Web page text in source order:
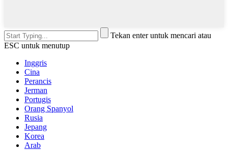
Tekan enter untuk mencari atau
ESC untuk menutup
Inggris
Cina
Perancis
Jerman
Portugis
Orang Spanyol
Rusia
Jepang
Korea
Arab